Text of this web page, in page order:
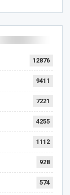
12876
9411
7221
4255
1112
928
574